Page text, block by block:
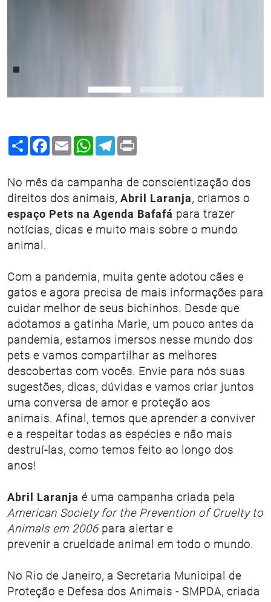
Share Facebook
Email WhatsApp
Telegram
No mês da campanha de conscientização dos
direitos dos animais, Abril Laranja, criamos o
espaço Pets na Agenda Bafafá para trazer
notícias, dicas e muito mais sobre o mundo
animal.
Com a pandemia, muita gente adotou cães e
gatos e agora precisa de mais informações para
cuidar melhor de seus bichinhos. Desde que
adotamos a gatinha Marie, um pouco antes da
pandemia, estamos imersos nesse mundo dos
pets e vamos compartilhar as melhores
descobertas com vocês. Envie para nós suas
sugestões, dicas, dúvidas e vamos criar juntos
uma conversa de amor e proteção aos
animais. Afinal, temos que aprender a conviver
e a respeitar todas as espécies e não mais
destruí-las, como temos feito ao longo dos
anos!
Abril Laranja é uma campanha criada pela
American Society for the Prevention of Cruelty to
Animals em 2006 para alertar e
prevenir a crueldade animal em todo o mundo.
No Rio de Janeiro, a Secretaria Municipal de
Proteção e Defesa dos Animais - SMPDA, criada